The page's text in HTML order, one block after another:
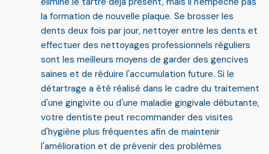
la formation de nouvelle plaque. Se brosser les
dents deux fois par jour, nettoyer entre les dents et
effectuer des nettoyages professionnels réguliers
sont les meilleurs moyens de garder des gencives
saines et de réduire l'accumulation future. Si le
détartrage a été réalisé dans le cadre du traitement
d'une gingivite ou d'une maladie gingivale débutante,
votre dentiste peut recommander des visites
d'hygiène plus fréquentes afin de maintenir
l'amélioration et de prévenir des problèmes